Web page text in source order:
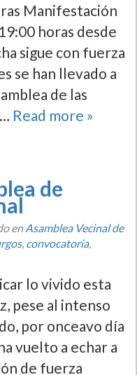
Manifestación
horas desde
sigue con fuerza
se han llevado a
de las
Read more »
de
enAsamblea Vecinal de
, convocatoria,
lo vivido esta
pese al intenso
por onceavo dí­a
vuelto a echar a
de fuerza